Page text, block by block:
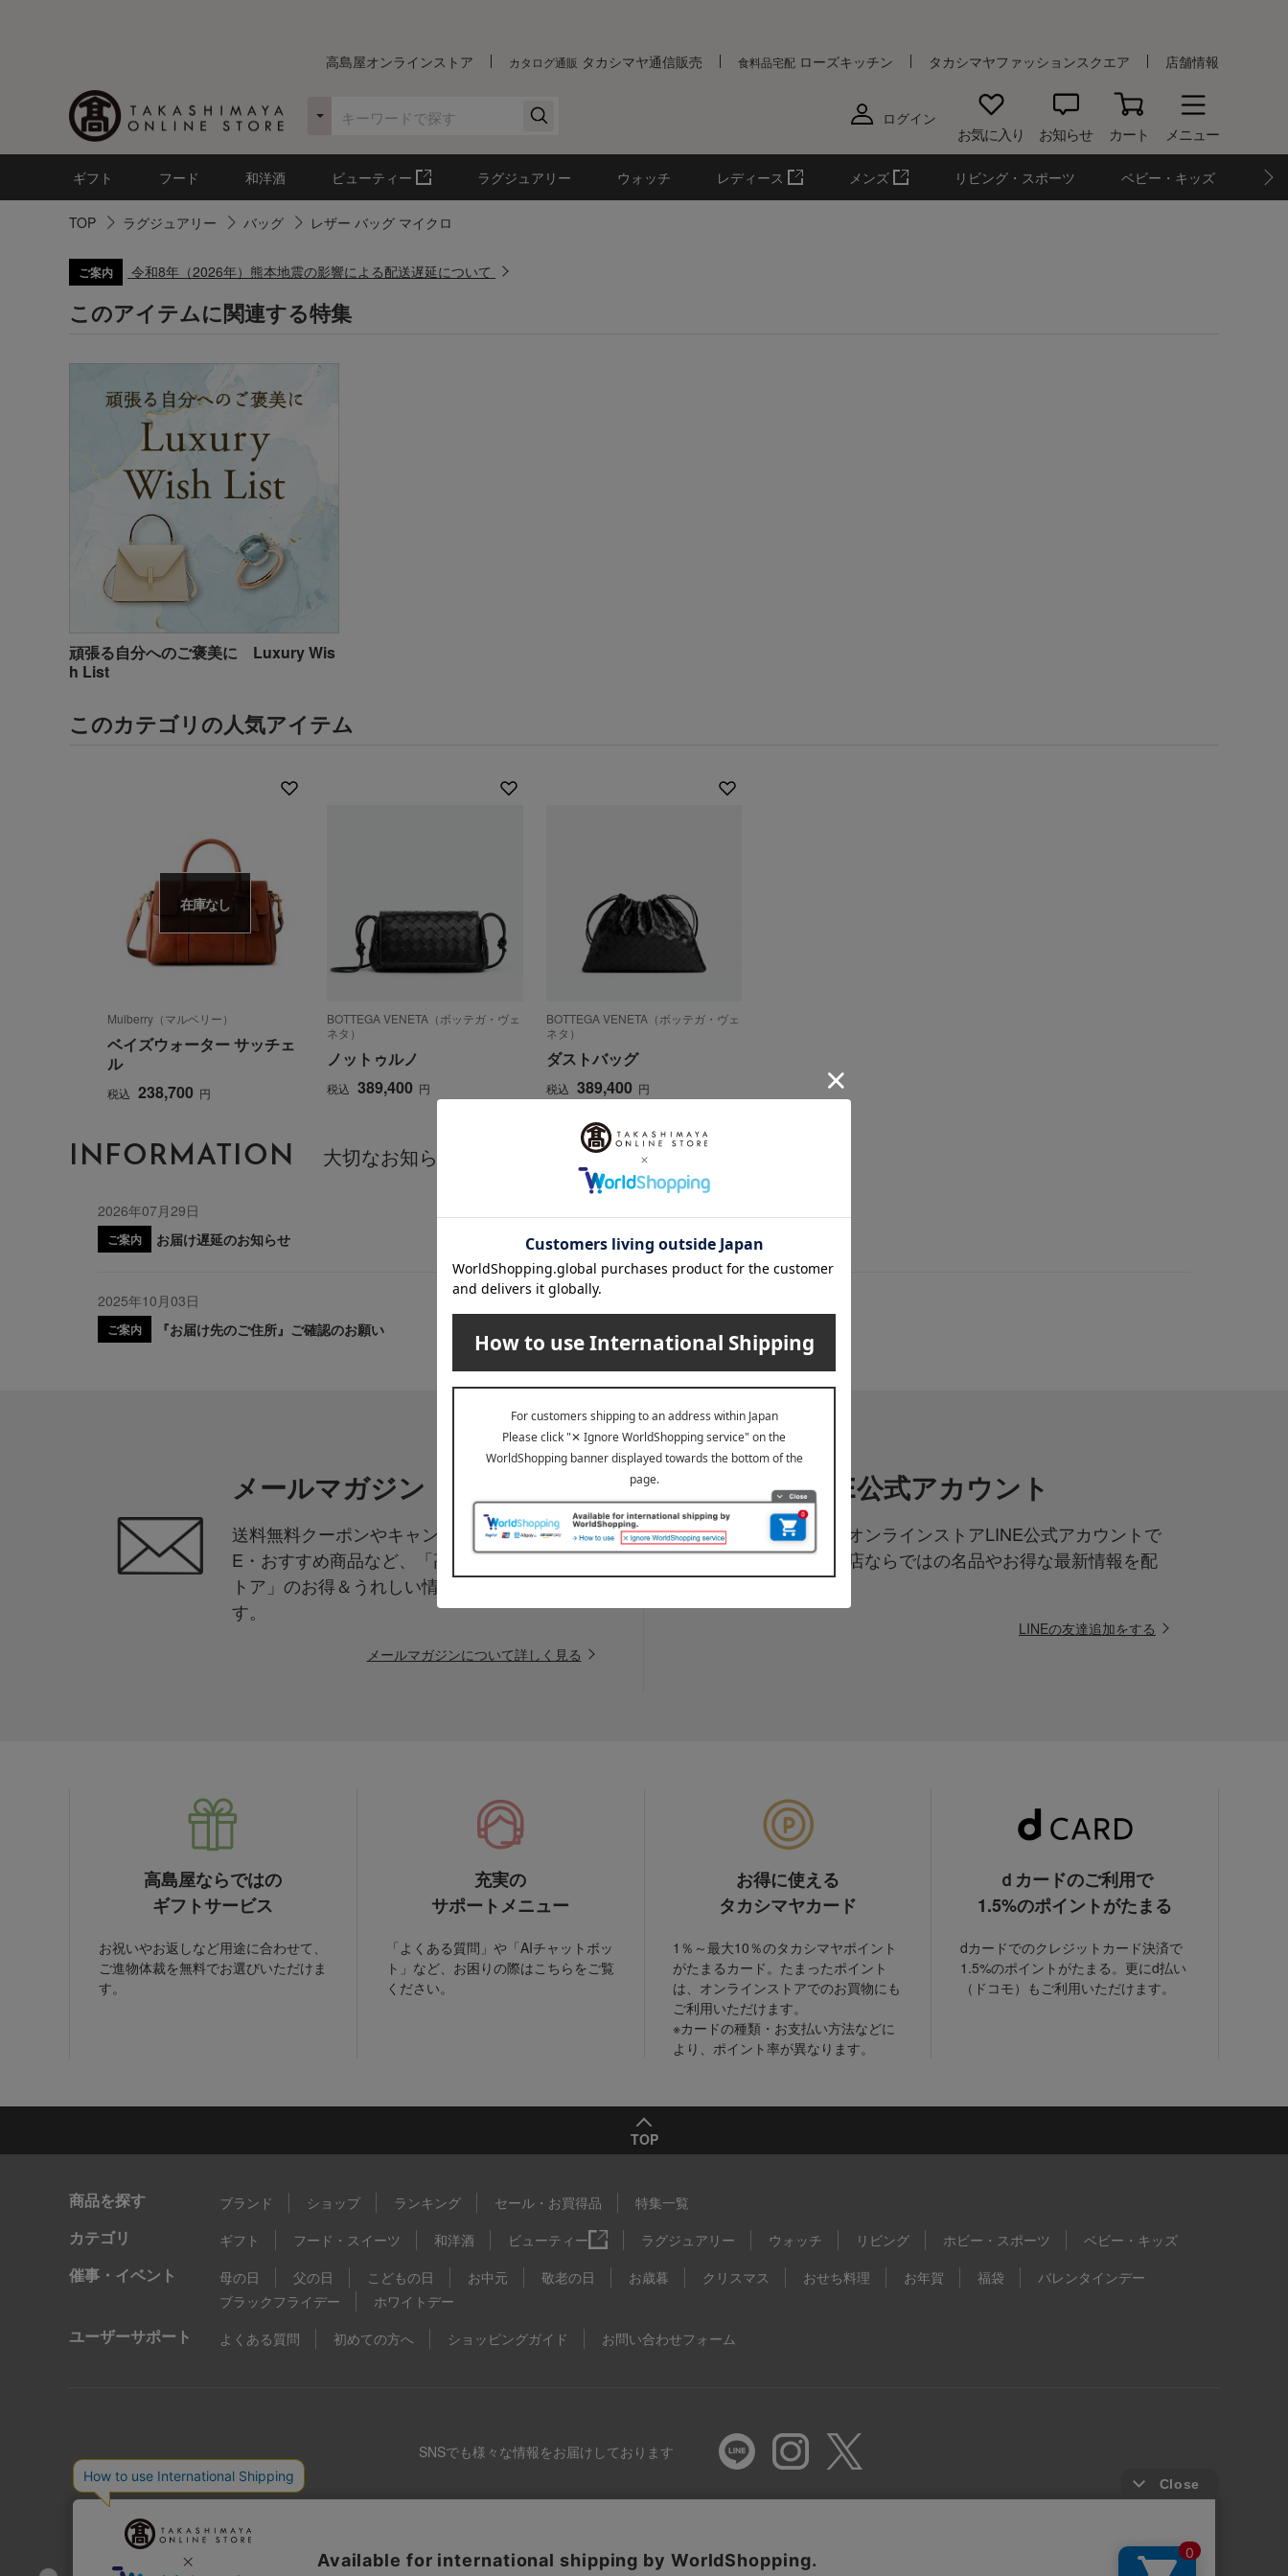
高島屋オンラインストア カタログ通販 タカシマヤ通信販売 食料品宅配 ローズキッチン タカシマヤファッションスクエア 店舗情報
ログイン
お気に入り お知らせ カート メニュー
ギフト フード 和洋酒 ビューティー ラグジュアリー ウォッチ レディース メンズ リビング・スポーツ ベビー・キッズ
TOP ラグジュアリー バッグ レザー バッグ マイクロ
ご案内 令和8年（2026年）熊本地震の影響による配送遅延について
このアイテムに関連する特集
頑張る自分へのご褒美に Luxury Wis
h List
このカテゴリの人気アイテム
在庫なし
Mulberry（マルベリー）
ベイズウォーター サッチェ
ル
税込 238,700 円
BOTTEGA VENETA（ボッテガ・ヴェ
ネタ）
ノットゥルノ
税込 389,400 円
BOTTEGA VENETA（ボッテガ・ヴェ
ネタ）
ダストバッグ
税込 389,400 円
INFORMATION 大切なお知らせ
2026年07月29日
ご案内 お届け遅延のお知らせ
2025年10月03日
ご案内 『お届け先のご住所』ご確認のお願い
メールマガジン
送料無料クーポンやキャンペーン、新着・SAL
E・おすすめ商品など、「高島屋オンラインス
トア」のお得＆うれしい情報をお届けいたしま
す。
メールマガジンについて詳しく見る
LINE公式アカウント
高島屋オンラインストアLINE公式アカウントで
は百貨店ならではの名品やお得な最新情報を配
信中！
LINEの友達追加をする
高島屋ならではの
ギフトサービス
お祝いやお返しなど用途に合わせて、
ご進物体裁を無料でお選びいただけま
す。
充実の
サポートメニュー
「よくある質問」や「AIチャットボッ
ト」など、お困りの際はこちらをご覧
ください。
お得に使える
タカシマヤカード
1％～最大10％のタカシマヤポイント
がたまるカード。たまったポイント
は、オンラインストアでのお買物にも
ご利用いただけます。
※カードの種類・お支払い方法などに
より、ポイント率が異なります。
ｄカードのご利用で
1.5%のポイントがたまる
dカードでのクレジットカード決済で
1.5%のポイントがたまる。更にd払い
（ドコモ）もご利用いただけます。
TOP
商品を探す ブランド ショップ ランキング セール・お買得品 特集一覧
カテゴリ ギフト フード・スイーツ 和洋酒 ビューティー ラグジュアリー ウォッチ リビング ホビー・スポーツ ベビー・キッズ
催事・イベント 母の日 父の日 こどもの日 お中元 敬老の日 お歳暮 クリスマス おせち料理 お年賀 福袋
バレンタインデー
ブラックフライデー
ホワイトデー
ユーザーサポート よくある質問 初めての方へ ショッピングガイド お問い合わせフォーム
SNSでも様々な情報をお届けしております
特定商取引法に基づく表示 プライバシーポリシー